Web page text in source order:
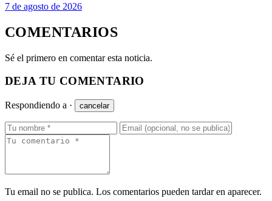
7 de agosto de 2026
COMENTARIOS
Sé el primero en comentar esta noticia.
DEJA TU COMENTARIO
Respondiendo a · cancelar
Tu email no se publica. Los comentarios pueden tardar en aparecer.